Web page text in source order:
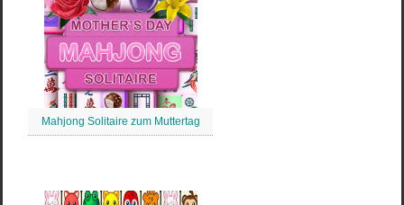
Mahjong Solitaire zum Muttertag